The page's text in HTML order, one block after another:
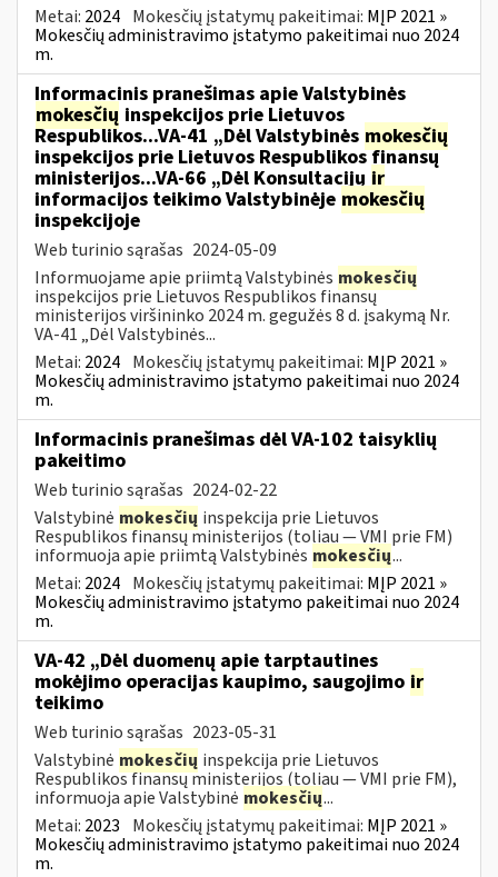
Metai: 2024 Mokesčių įstatymų pakeitimai: MĮP 2021 »
Mokesčių administravimo įstatymo pakeitimai nuo 2024
m.
Informacinis pranešimas apie Valstybinės
mokesčių inspekcijos prie Lietuvos
Respublikos...VA-41 „Dėl Valstybinės mokesčių
inspekcijos prie Lietuvos Respublikos finansų
ministerijos...VA-66 „Dėl Konsultacijų ir
informacijos teikimo Valstybinėje mokesčių
inspekcijoje
Web turinio sąrašas 2024-05-09
Informuojame apie priimtą Valstybinės mokesčių
inspekcijos prie Lietuvos Respublikos finansų
ministerijos viršininko 2024 m. gegužės 8 d. įsakymą Nr.
VA-41 „Dėl Valstybinės...
Metai: 2024 Mokesčių įstatymų pakeitimai: MĮP 2021 »
Mokesčių administravimo įstatymo pakeitimai nuo 2024
m.
Informacinis pranešimas dėl VA-102 taisyklių
pakeitimo
Web turinio sąrašas 2024-02-22
Valstybinė mokesčių inspekcija prie Lietuvos
Respublikos finansų ministerijos (toliau ― VMI prie FM)
informuoja apie priimtą Valstybinės mokesčių...
Metai: 2024 Mokesčių įstatymų pakeitimai: MĮP 2021 »
Mokesčių administravimo įstatymo pakeitimai nuo 2024
m.
VA-42 „Dėl duomenų apie tarptautines
mokėjimo operacijas kaupimo, saugojimo ir
teikimo
Web turinio sąrašas 2023-05-31
Valstybinė mokesčių inspekcija prie Lietuvos
Respublikos finansų ministerijos (toliau ― VMI prie FM),
informuoja apie Valstybinė mokesčių...
Metai: 2023 Mokesčių įstatymų pakeitimai: MĮP 2021 »
Mokesčių administravimo įstatymo pakeitimai nuo 2024
m.